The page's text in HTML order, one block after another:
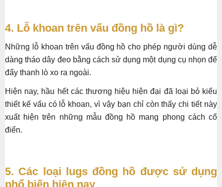
4. Lỗ khoan trên vấu đồng hồ là gì?
Những lỗ khoan trên vấu đồng hồ cho phép người dùng dễ
dàng tháo dây đeo bằng cách sử dụng một dụng cụ nhọn để
đẩy thanh lò xo ra ngoài.
Hiện nay, hầu hết các thương hiệu hiện đại đã loại bỏ kiểu
thiết kế vấu có lỗ khoan, vì vậy bạn chỉ còn thấy chi tiết này
xuất hiện trên những mẫu đồng hồ mang phong cách cổ
điển.
5. Các loại lugs đồng hồ được sử dụng
phổ biến hiện nay